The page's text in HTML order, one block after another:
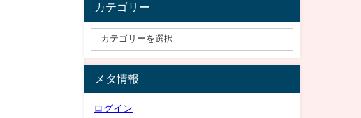
カテゴリー
メタ情報
ログイン